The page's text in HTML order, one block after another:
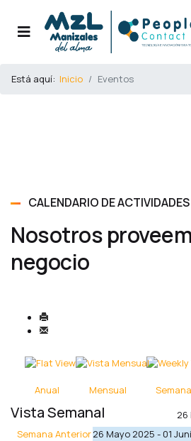
Está aquí: Inicio Eventos
CALENDARIO DE ACTIVIDADES
Nosotros
negocio
Anual Mensual
Vista Semanal
26
Semana Anterior26 Mayo 2025 - 01